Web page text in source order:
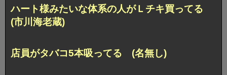
ハート様みたいな体系の人がＬチキ買ってる
(市川海老蔵)
店員がタバコ5本吸ってる (名無し)